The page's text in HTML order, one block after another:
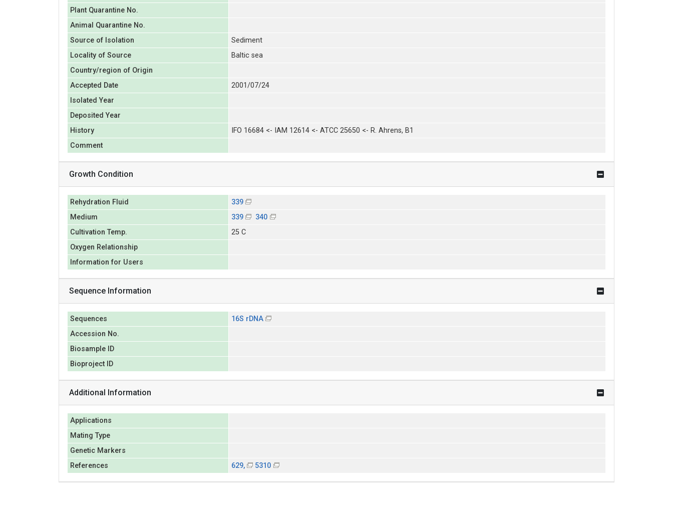
Plant Quarantine No.
Animal Quarantine No.
Source of Isolation
Sediment
Locality of Source
Baltic sea
Country/region of Origin
Accepted Date
2001/07/24
Isolated Year
Deposited Year
History
IFO 16684 <- IAM 12614 <- ATCC 25650 <- R. Ahrens, B1
Comment
Growth Condition
Rehydration Fluid
339
Medium
339
340
Cultivation Temp.
25 C
Oxygen Relationship
Information for Users
Sequence Information
Sequences
16S rDNA
Accession No.
Biosample ID
Bioproject ID
Additional Information
Applications
Mating Type
Genetic Markers
References
629, 5310